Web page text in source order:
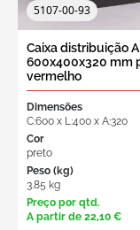
5107-00-93
Caixa distribuição
600x400x320 mm
vermelho
Dimensões
C:600 x L:400 x A:320
Cor
preto
Peso (kg)
3.85 kg
Preço por qtd.
A partir de 22,10 €